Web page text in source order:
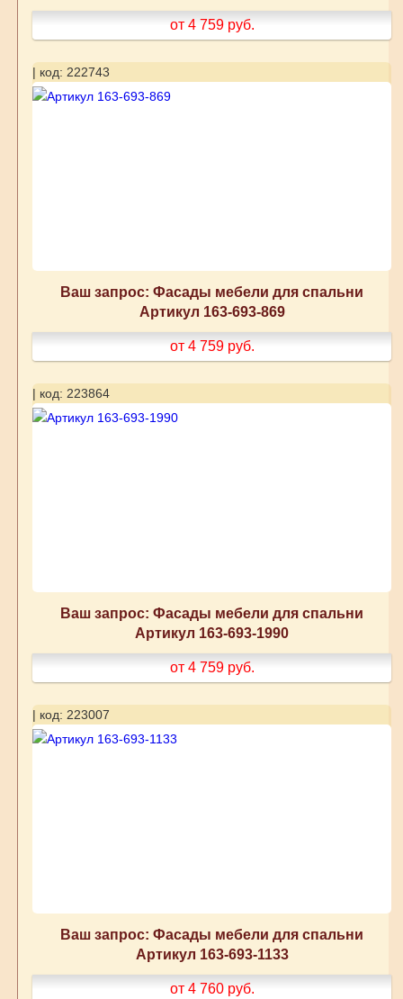
от 4 759 руб.
| код: 222743
Ваш запрос: Фасады мебели для спальни
Артикул 163-693-869
от 4 759 руб.
| код: 223864
Ваш запрос: Фасады мебели для спальни
Артикул 163-693-1990
от 4 759 руб.
| код: 223007
Ваш запрос: Фасады мебели для спальни
Артикул 163-693-1133
от 4 760 руб.